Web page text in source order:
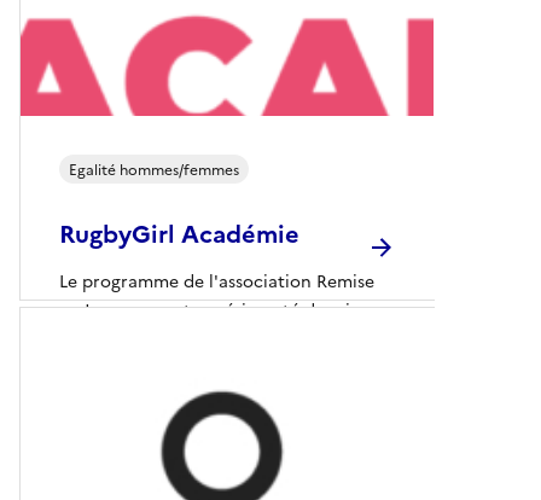
RugbyGirl Académie
Le programme de l'association Remise
en Jeu, conçu et expérimenté depuis
Egalité hommes/femmes